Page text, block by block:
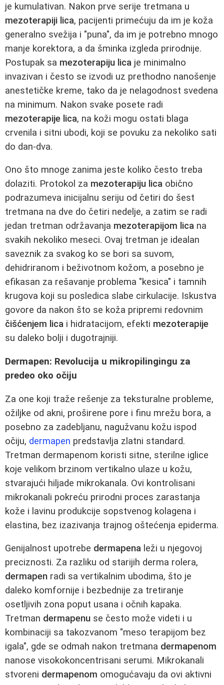
je kumulativan. Nakon prve serije tretmana u
mezoterapiji lica, pacijenti primećuju da im je koža
generalno svežija i "puna", da im je potrebno mnogo
manje korektora, a da šminka izgleda prirodnije.
Postupak sa mezoterapiju lica je minimalno
invazivan i često se izvodi uz prethodno nanošenje
anestetičke kreme, tako da je nelagodnost svedena
na minimum. Nakon svake posete radi
mezoterapije lica, na koži mogu ostati blaga
crvenila i sitni ubodi, koji se povuku za nekoliko sati
do dan-dva.
Ono što mnoge zanima jeste koliko često treba
dolaziti. Protokol za mezoterapiju lica obično
podrazumeva inicijalnu seriju od četiri do šest
tretmana na dve do četiri nedelje, a zatim se radi
jedan tretman održavanja mezoterapijom lica na
svakih nekoliko meseci. Ovaj tretman je idealan
saveznik za svakog ko se bori sa suvom,
dehidriranom i beživotnom kožom, a posebno je
efikasan za rešavanje problema "kesica" i tamnih
krugova koji su posledica slabe cirkulacije. Iskustva
govore da nakon što se koža pripremi redovnim
čišćenjem lica i hidratacijom, efekti mezoterapije
su daleko bolji i dugotrajniji.
Dermapen: Revolucija u mikropilingingu za
predeo oko očiju
Za one koji traže rešenje za teksturalne probleme,
ožiljke od akni, proširene pore i finu mrežu bora, a
posebno za zadebljanu, nagužvanu kožu ispod
očiju, dermapen predstavlja zlatni standard.
Tretman dermapenom koristi sitne, sterilne iglice
koje velikom brzinom vertikalno ulaze u kožu,
stvarajući hiljade mikrokanala. Ovi kontrolisani
mikrokanali pokreću prirodni proces zarastanja
kože i lavinu produkcije sopstvenog kolagena i
elastina, bez izazivanja trajnog oštećenja epiderma.
Genijalnost upotrebe dermapena leži u njegovoj
preciznosti. Za razliku od starijih derma rolera,
dermapen radi sa vertikalnim ubodima, što je
daleko komfornije i bezbednije za tretiranje
osetljivih zona poput usana i očnih kapaka.
Tretman dermapenu se često može videti i u
kombinaciji sa takozvanom "meso terapijom bez
igala", gde se odmah nakon tretmana dermapenom
nanose visokokoncentrisani serumi. Mikrokanali
stvoreni dermapenom omogućavaju da ovi aktivni